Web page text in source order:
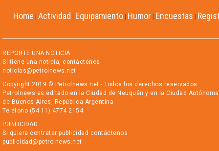
Home Actividad Equipamiento Humor Encuestas
REPORTE UNA NOTICIA
Si tiene una noticia, contáctenos
noticias@petrolnews.net
Copyright 2019 © Petrolnews.net - Todos los derechos reservados
Petrolnews es editado en la Ciudad de Neuquén y en la Ciudad Autónoma
de Buenos Aires, República Argentina
Teléfono (54 11) 4774 2154
PUBLICIDAD
Si quiere contratar publicidad contáctenos
publicidad@petrolnews.net